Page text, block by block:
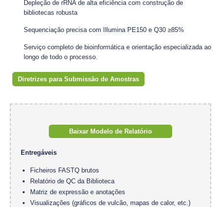
Depleção de rRNA de alta eficiência com construção de
bibliotecas robusta
Sequenciação precisa com Illumina PE150 e Q30 ≥85%
Serviço completo de bioinformática e orientação especializada ao
longo de todo o processo.
Diretrizes para Submissão de Amostras
Baixar Modelo de Relatório
Entregáveis
Ficheiros FASTQ brutos
Relatório de QC da Biblioteca
Matriz de expressão e anotações
Visualizações (gráficos de vulcão, mapas de calor, etc.)